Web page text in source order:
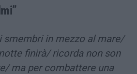
smembri in mezzo al mare/
finirà/ ricorda non son
ma per combattere una